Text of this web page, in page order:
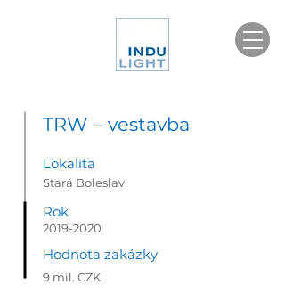
TRW – vestavba
Lokalita
Stará Boleslav
2019-2020
Rok
Hodnota zakázky
9 mil. CZK